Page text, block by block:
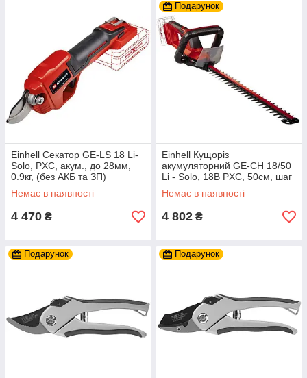
Einhell Секатор GE-LS 18 Li-
Solo, PXC, акум., до 28мм,
0.9кг, (без АКБ та ЗП)
Немає в наявності
4 470 ₴
Подарунок
Einhell Кущоріз
акумуляторний GE-CH 18/50
Li - Solo, 18В PXC, 50см, шаг
17мм, 2.2кг, (без АКБ і ЗП)
Немає в наявності
4 802 ₴
Подарунок Подарунок